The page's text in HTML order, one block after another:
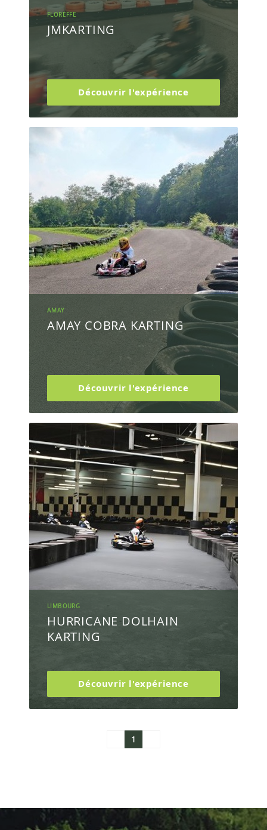
FLOREFFE
JMKARTING
Découvrir l'expérience
AMAY
AMAY COBRA KARTING
Découvrir l'expérience
LIMBOURG
HURRICANE DOLHAIN
KARTING
Découvrir l'expérience
1